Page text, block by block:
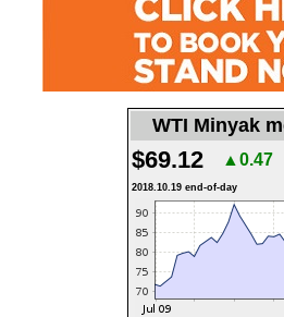
WTI Minyak
$69.12 ▲0.47
2018.10.19 end-of-day